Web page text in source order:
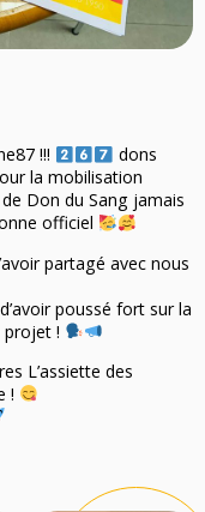
!!!
dons
la mobilisation
Don du Sang jamais
officiel
partagé avec nous
poussé fort sur la
projet !
L’assiette des
!